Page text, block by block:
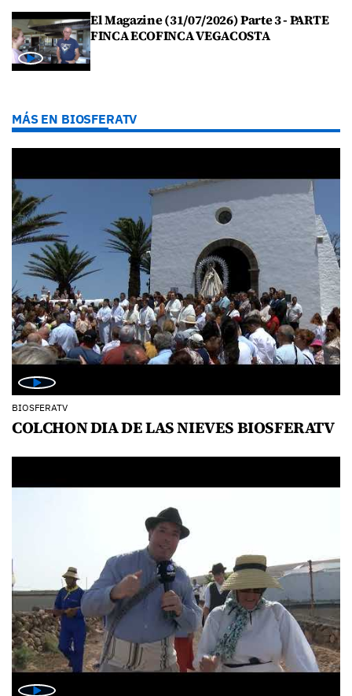
El Magazine (31/07/2026) Parte 3 - PARTE
FINCA ECOFINCA VEGACOSTA
MÁS EN BIOSFERATV
BIOSFERATV
COLCHON DIA DE LAS NIEVES BIOSFERATV